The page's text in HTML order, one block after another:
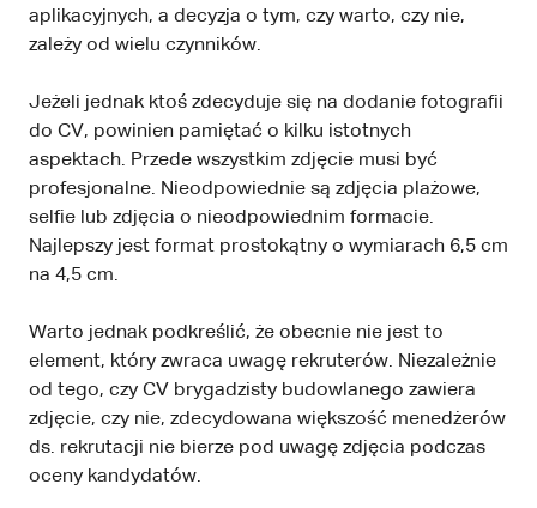
aplikacyjnych, a decyzja o tym, czy warto, czy nie,
zależy od wielu czynników.
Jeżeli jednak ktoś zdecyduje się na dodanie fotografii
do CV, powinien pamiętać o kilku istotnych
aspektach. Przede wszystkim zdjęcie musi być
profesjonalne. Nieodpowiednie są zdjęcia plażowe,
selfie lub zdjęcia o nieodpowiednim formacie.
Najlepszy jest format prostokątny o wymiarach 6,5 cm
na 4,5 cm.
Warto jednak podkreślić, że obecnie nie jest to
element, który zwraca uwagę rekruterów. Niezależnie
od tego, czy CV brygadzisty budowlanego zawiera
zdjęcie, czy nie, zdecydowana większość menedżerów
ds. rekrutacji nie bierze pod uwagę zdjęcia podczas
oceny kandydatów.